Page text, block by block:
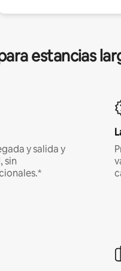
estancias
y salida y
sin